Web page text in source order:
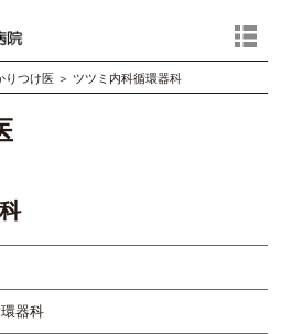
りつけ医 ＞ ツツミ内科循環器科
器科